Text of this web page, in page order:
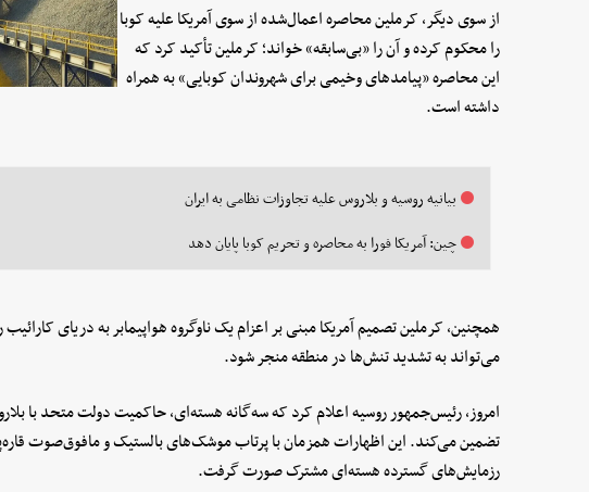
از سوی دیگر، کرملین محاصره اعمال‌شده از سوی آمریکا علیه کوبا
را محکوم کرده و آن را «بی‌سابقه» خواند؛ کرملین تأکید کرد که
این محاصره «پیامدهای وخیمی برای شهروندان کوبایی» به همراه
داشته است.
بیانیه روسیه و بلاروس علیه تجاوزات نظامی به ایران
چین: آمریکا فورا به محاصره و تحریم کوبا پایان دهد
همچنین، کرملین تصمیم آمریکا مبنی بر اعزام یک ناوگروه هواپیمابر به دریای
می‌تواند به تشدید تنش‌ها در منطقه منجر شود.
امروز، رئیس‌جمهور روسیه اعلام کرد که سه‌گانه هسته‌ای، حاکمیت دولت متحد با
تضمین می‌کند. این اظهارات همزمان با پرتاب موشک‌های بالستیک و مافوق‌صوت
رزمایش‌های گسترده هسته‌ای مشترک صورت گرفت.